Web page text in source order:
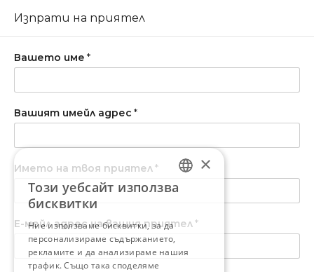
Изпрати на приятел
Вашето име *
Вашият имейл адрес *
Името на твоя приятел*
Е-мейл адрес на вашия приятел*
BULGARIAN
×
Този уебсайт използва
бисквитки
Ние използваме бисквитки, за да
персонализираме съдържанието,
рекламите и да анализираме нашия
трафик. Също така споделяме